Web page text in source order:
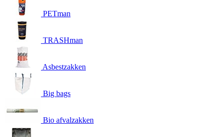
PETman
TRASHman
Asbestzakken
Big bags
Bio afvalzakken